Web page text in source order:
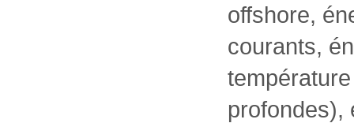
offshore,
courants,
profondes),